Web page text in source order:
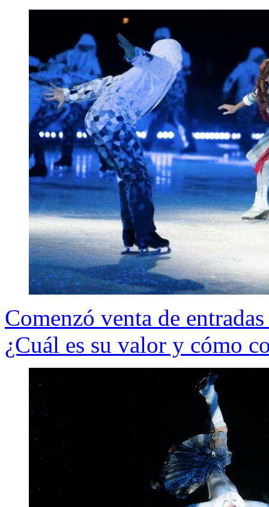
Comenzó venta de
¿Cuál es su valor y cómo